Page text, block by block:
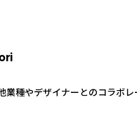
業種やデザイナーとのコラボ